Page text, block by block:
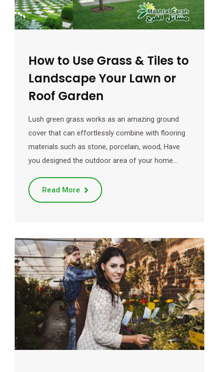
How to Use Grass & Tiles to
Landscape Your Lawn or
Roof Garden
Lush green grass works as an amazing ground
cover that can effortlessly combine with flooring
materials such as stone, porcelain, wood, Have
you designed the outdoor area of your home…
Read More